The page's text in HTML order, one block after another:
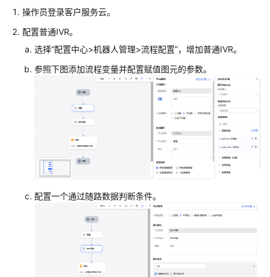
中
配
智
问
操作员登录客户服务云。
配置普通IVR。
选择“配置中心>机器人管理>流程配置”，增加普通IVR。
参照下图添加流程变量并配置赋值图元的参数。
配置一个通过随路数据判断条件。